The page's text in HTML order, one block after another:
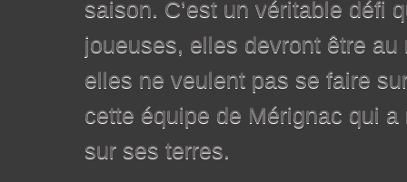
saison. C’est un véritable défi
joueuses, elles devront être
elles ne veulent pas se faire
cette équipe de Mérignac qui
sur ses terres.